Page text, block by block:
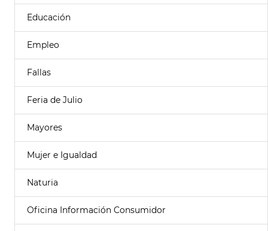
Educación
Empleo
Fallas
Feria de Julio
Mayores
Mujer e Igualdad
Naturia
Oficina Información Consumidor